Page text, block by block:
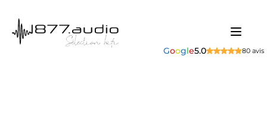
Google5.0 80 avis